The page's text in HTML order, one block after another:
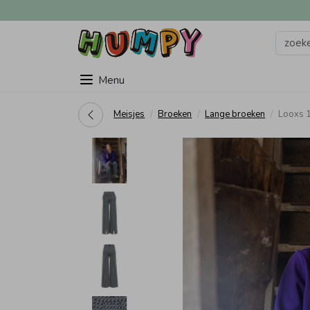
Menu
Meisjes Broeken Lange broeken Looxs